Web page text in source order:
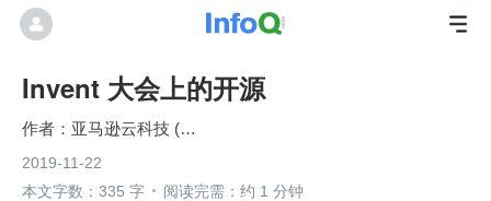
Invent 大会上的开源
亚马逊云科技 (Amazon Web Services）
2019-11-22
本文字数：335 字
阅读完需：约 1 分钟